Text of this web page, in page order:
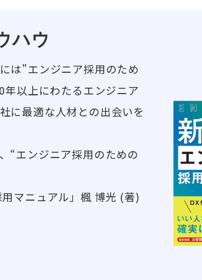
ハウ
は"エンジニア採用のため
以上にわたるエンジニア
に最適な人材との出会いを
“エンジニア採用のための
マニュアル」楓 博光 (著)